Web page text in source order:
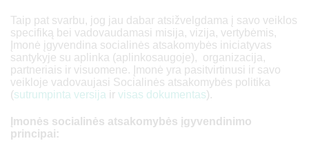
Taip pat svarbu, jog jau dabar atsižvelgdama į savo veiklos
specifiką bei vadovaudamasi misija, vizija, vertybėmis,
Įmonė įgyvendina socialinės atsakomybės iniciatyvas
santykyje su aplinka (aplinkosaugoje), organizacija,
partneriais ir visuomene. Įmonė yra pasitvirtinusi ir savo
veikloje vadovaujasi Socialinės atsakomybės politika
(sutrumpinta versija ir visas dokumentas).
Įmonės socialinės atsakomybės įgyvendinimo
principai: